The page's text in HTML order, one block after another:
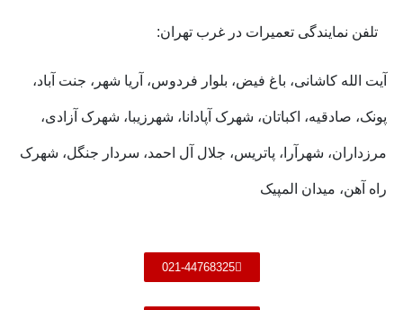
تلفن نمایندگی تعمیرات در غرب تهران:
آیت الله کاشانی، باغ فیض، بلوار فردوس، آریا شهر، جنت آباد،
پونک، صادقیه، اکباتان، شهرک آپادانا، شهرزیبا، شهرک آزادی،
مرزداران، شهرآرا، پاتریس، جلال آل احمد، سردار جنگل، شهرک
راه آهن، میدان المپیک
021-44768325